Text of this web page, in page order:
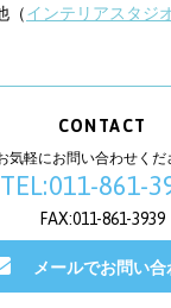
（インテリアスタジ
CONTACT
気軽にお問い合わせくだ
TEL:011-861-
FAX:011-861-3939
メールでお問い合